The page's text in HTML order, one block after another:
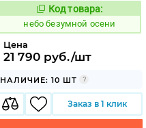
Код:
1124190
Код товара:
небо безумной осени
Цена
21 790 руб./шт
НАЛИЧИЕ: 10 ШТ
Заказ в 1 клик